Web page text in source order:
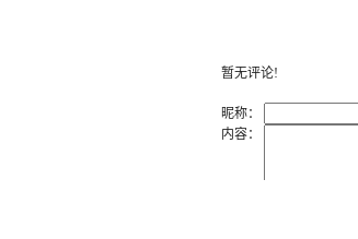
暂无评论!
昵称：
内容：